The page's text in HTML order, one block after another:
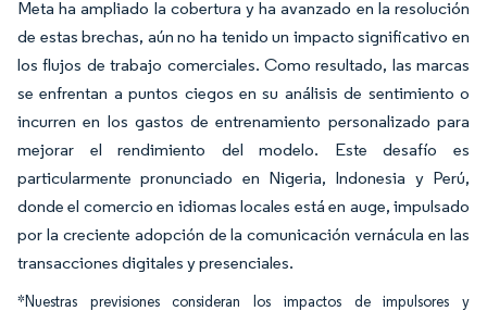
Meta ha ampliado la cobertura y ha avanzado en la resolución
de estas brechas, aún no ha tenido un impacto significativo en
los flujos de trabajo comerciales. Como resultado, las marcas
se enfrentan a puntos ciegos en su análisis de sentimiento o
incurren en los gastos de entrenamiento personalizado para
mejorar el rendimiento del modelo. Este desafío es
particularmente pronunciado en Nigeria, Indonesia y Perú,
donde el comercio en idiomas locales está en auge, impulsado
por la creciente adopción de la comunicación vernácula en las
transacciones digitales y presenciales.
*Nuestras previsiones consideran los impactos de impulsores y